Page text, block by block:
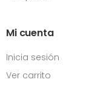
Mi cuenta
Inicia sesión
Ver carrito